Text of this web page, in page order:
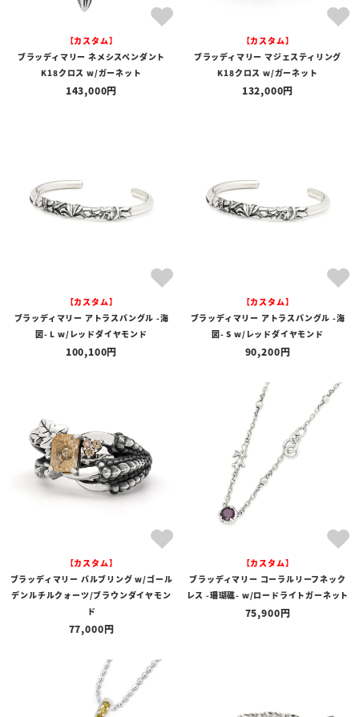
【カスタム】
ブラッディマリー ネメシスペンダント
K18クロス w/ガーネット
143,000
【カスタム】
ブラッディマリー マジェスティリング
K18クロス w/ガーネット
132,000
【カスタム】
ブラッディマリー アトラスバングル -海
図- L w/レッドダイヤモンド
100,100
【カスタム】
ブラッディマリー アトラスバングル -海
図- S w/レッドダイヤモンド
90,200
【カスタム】
ブラッディマリー バルブリング w/ゴール
デンルチルクォーツ/ブラウンダイヤモン
ド
77,000
【カスタム】
ブラッディマリー コーラルリーフネック
レス -珊瑚礁- w/ロードライトガーネット
75,900